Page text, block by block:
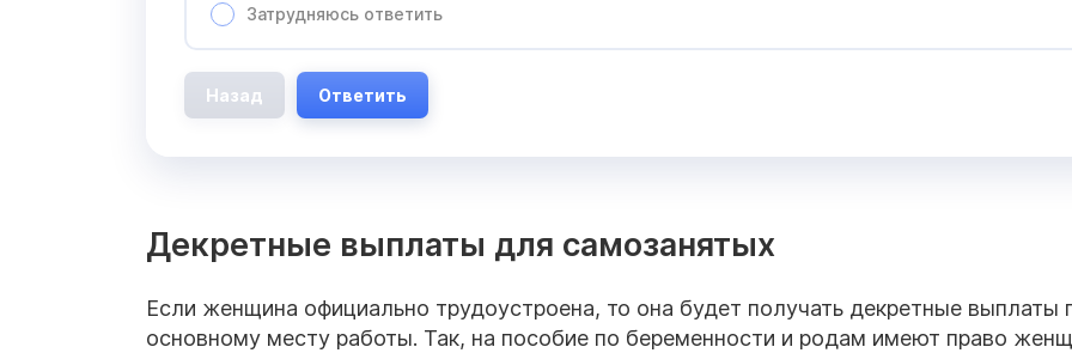
Затрудняюсь ответить
Назад Ответить
Декретные выплаты для самозанятых
Если женщина официально трудоустроена, то она будет получать декретные выплаты
основному месту работы. Так, на пособие по беременности и родам имеют право